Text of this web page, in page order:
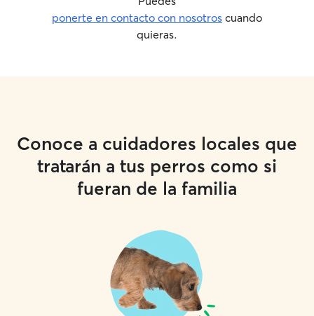
ponerte en contacto con nosotros cuando
quieras.
Conoce a cuidadores locales que
tratarán a tus perros como si
fueran de la familia